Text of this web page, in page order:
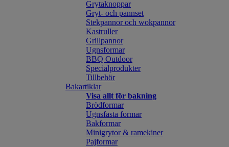
Grytaknoppar
Gryt- och pannset
Stekpannor och wokpannor
Kastruller
Grillpannor
Ugnsformar
BBQ Outdoor
Specialprodukter
Tillbehör
Bakartiklar
Visa allt för bakning
Brödformar
Ugnsfasta formar
Bakformar
Minigrytor & ramekiner
Pajformar